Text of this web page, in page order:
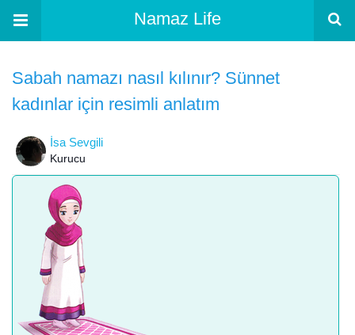
Namaz Life
Sabah namazı nasıl kılınır? Sünnet
kadınlar için resimli anlatım
İsa Sevgili
Kurucu